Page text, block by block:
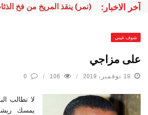
آخر الاخبار: الهلال يختم الأشغال لموقعة
شوف عيني
على مزاجي
19 نوفمبر، 2019 106
0
لا نطالب
يمسك